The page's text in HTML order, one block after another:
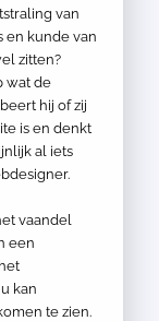
van
en kunde van
zitten?
wat de
hij of zij
is en denkt
al iets
vaandel
een
kan
te zien.